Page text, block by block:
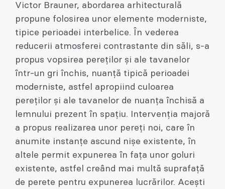
Victor Brauner, abordarea arhitecturală
propune folosirea unor elemente moderniste,
tipice perioadei interbelice. În vederea
reducerii atmosferei contrastante din săli, s-a
propus vopsirea pereților și ale tavanelor
într-un gri închis, nuanță tipică perioadei
moderniste, astfel apropiind culoarea
pereților și ale tavanelor de nuanța închisă a
lemnului prezent în spațiu. Intervenția majoră
a propus realizarea unor pereți noi, care în
anumite instanțe ascund nișe existente, în
altele permit expunerea în fața unor goluri
existente, astfel creând mai multă suprafață
de perete pentru expunerea lucrărilor. Acești